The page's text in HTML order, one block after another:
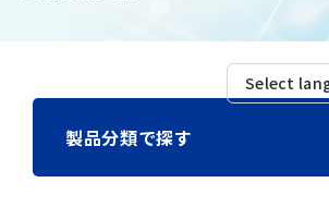
製品分類で探す